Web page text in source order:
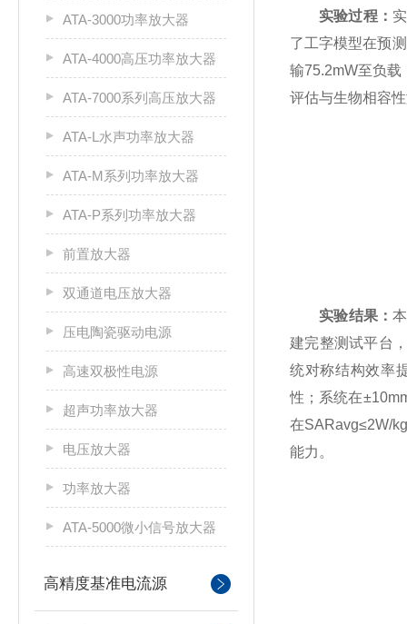
ATA-3000功率放大器
ATA-4000高压功率放大器
ATA-7000系列高压放大器
ATA-L水声功率放大器
ATA-M系列功率放大器
ATA-P系列功率放大器
前置放大器
双通道电压放大器
压电陶瓷驱动电源
高速双极性电源
超声功率放大器
电压放大器
功率放大器
ATA-5000微小信号放大器
高精度基准电流源
实验过程：
了工字模型在预
输75.2mW至负
评估与生物相容
实验结果：
建完整测试平台
统对称结构效率
性；系统在
在SARavg≤2W/
能力。